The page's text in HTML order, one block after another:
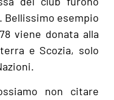
Bellissimo esempio
viene donata alla
e Scozia, solo
non citare